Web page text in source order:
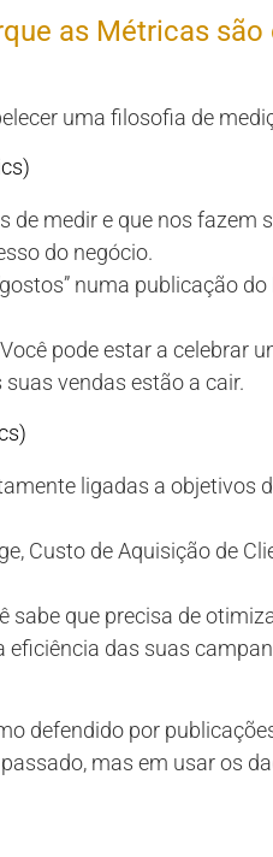
as Métricas são
uma filosofia de
medir e que nos fazem
do negócio.
numa publicação
pode estar a celebrar
vendas estão a cair.
ligadas a objetivos
Custo de Aquisição de
sabe que precisa de
eficiência das suas
defendido por
mas em usar os